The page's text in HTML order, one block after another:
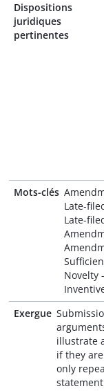
Dispositions
juridiques
pertinentes
Mots-clés
Late-
Late-
Novelty
Exergue
illustrate
if they
only